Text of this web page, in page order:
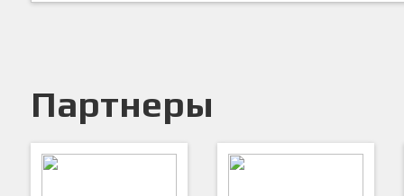
Партнеры